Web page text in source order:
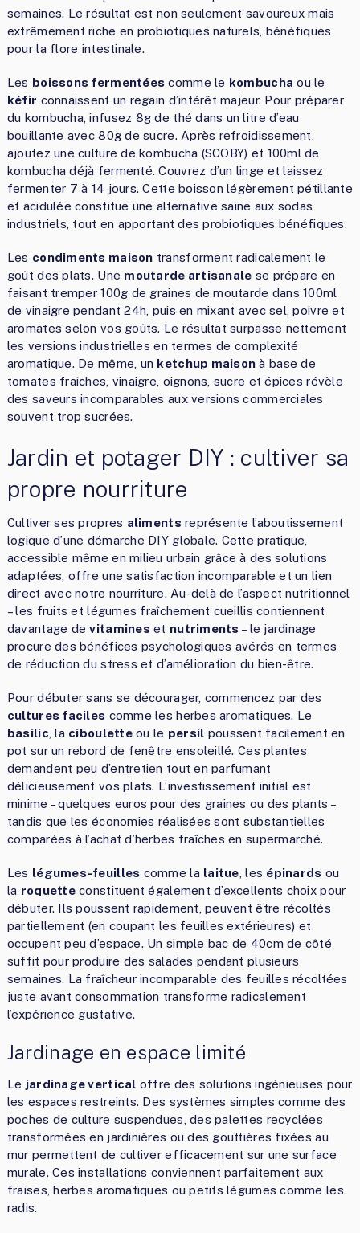
semaines. Le résultat est non seulement savoureux mais
extrêmement riche en probiotiques naturels, bénéfiques
pour la flore intestinale.
Les boissons fermentées comme le kombucha ou le
kéfir connaissent un regain d’intérêt majeur. Pour préparer
du kombucha, infusez 8g de thé dans un litre d’eau
bouillante avec 80g de sucre. Après refroidissement,
ajoutez une culture de kombucha (SCOBY) et 100ml de
kombucha déjà fermenté. Couvrez d’un linge et laissez
fermenter 7 à 14 jours. Cette boisson légèrement pétillante
et acidulée constitue une alternative saine aux sodas
industriels, tout en apportant des probiotiques bénéfiques.
Les condiments maison transforment radicalement le
goût des plats. Une moutarde artisanale se prépare en
faisant tremper 100g de graines de moutarde dans 100ml
de vinaigre pendant 24h, puis en mixant avec sel, poivre et
aromates selon vos goûts. Le résultat surpasse nettement
les versions industrielles en termes de complexité
aromatique. De même, un ketchup maison à base de
tomates fraîches, vinaigre, oignons, sucre et épices révèle
des saveurs incomparables aux versions commerciales
souvent trop sucrées.
Jardin et potager DIY : cultiver sa
propre nourriture
Cultiver ses propres aliments représente l’aboutissement
logique d’une démarche DIY globale. Cette pratique,
accessible même en milieu urbain grâce à des solutions
adaptées, offre une satisfaction incomparable et un lien
direct avec notre nourriture. Au-delà de l’aspect nutritionnel
– les fruits et légumes fraîchement cueillis contiennent
davantage devitamines et nutriments – le jardinage
procure des bénéfices psychologiques avérés en termes
de réduction du stress et d’amélioration du bien-être.
Pour débuter sans se décourager, commencez par des
cultures faciles comme les herbes aromatiques. Le
basilic , la cibouletteou le persil poussent facilement en
pot sur un rebord de fenêtre ensoleillé. Ces plantes
demandent peu d’entretien tout en parfumant
délicieusement vos plats. L’investissement initial est
minime – quelques euros pour des graines ou des plants –
tandis que les économies réalisées sont substantielles
comparées à l’achat d’herbes fraîches en supermarché.
Les légumes-feuilles comme la laitue , les épinards ou
la roquetteconstituent également d’excellents choix pour
débuter. Ils poussent rapidement, peuvent être récoltés
partiellement (en coupant les feuilles extérieures) et
occupent peu d’espace. Un simple bac de 40cm de côté
suffit pour produire des salades pendant plusieurs
semaines. La fraîcheur incomparable des feuilles récoltées
juste avant consommation transforme radicalement
l’expérience gustative.
Jardinage en espace limité
Le jardinage vertical offre des solutions ingénieuses pour
les espaces restreints. Des systèmes simples comme des
poches de culture suspendues, des palettes recyclées
transformées en jardinières ou des gouttières fixées au
mur permettent de cultiver efficacement sur une surface
murale. Ces installations conviennent parfaitement aux
fraises, herbes aromatiques ou petits légumes comme les
radis.